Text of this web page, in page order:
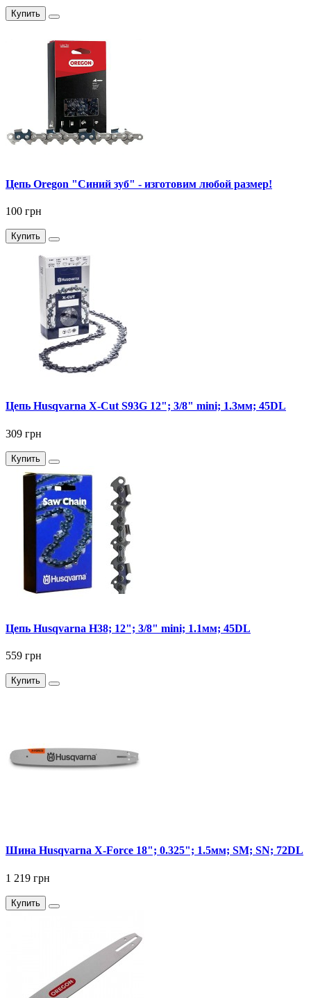
Купить
Цепь Oregon "Синий зуб" - изготовим любой размер!
100 грн
Купить
Цепь Husqvarna X-Cut S93G 12"; 3/8" mini; 1.3мм; 45DL
309 грн
Купить
Цепь Husqvarna Н38; 12"; 3/8" mini; 1.1мм; 45DL
559 грн
Купить
Шина Husqvarna X-Force 18"; 0.325"; 1.5мм; SM; SN; 72DL
1 219 грн
Купить